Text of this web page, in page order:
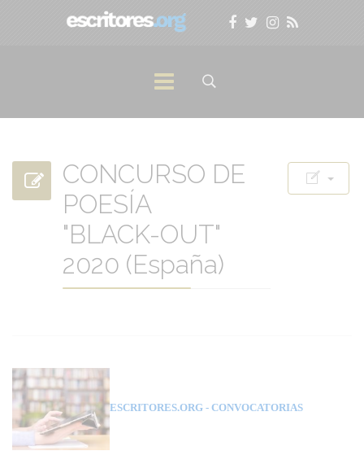
CONCURSO DE
POESÍA
"BLACK-OUT"
2020 (España)
ESCRITORES.ORG - CONVOCATORIAS